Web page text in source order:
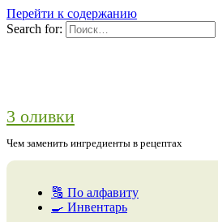
Перейти к содержанию
Search for:
3 оливки
Чем заменить ингредиенты в рецептах
🔠 По алфавиту
🍳 Инвентарь